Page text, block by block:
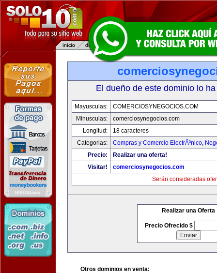
El dueño de este dominio lo
Mayusculas:
COMERCIOSYNEGOCIOS.COM
Minusculas:
comerciosynegocios.com
Longitud:
18 caracteres
Categorias:
Compras y Comercio ElectrÃ³nico,
Precio:
Realizar una oferta!
Visitar!
comerciosynegocios.com
Serán consideradas
Realizar una Oferta
Precio Ofrecido $
Otros dominios en venta: